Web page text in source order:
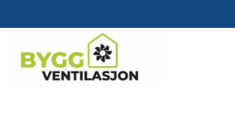
til
PRODUKTER